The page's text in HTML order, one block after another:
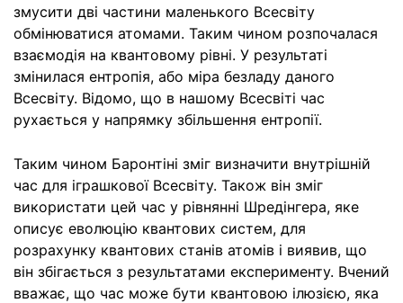
змусити дві частини маленького Всесвіту
обмінюватися атомами. Таким чином розпочалася
взаємодія на квантовому рівні. У результаті
змінилася ентропія, або міра безладу даного
Всесвіту. Відомо, що в нашому Всесвіті час
рухається у напрямку збільшення ентропії.
Таким чином Баронтіні зміг визначити внутрішній
час для іграшкової Всесвіту. Також він зміг
використати цей час у рівнянні Шредінгера, яке
описує еволюцію квантових систем, для
розрахунку квантових станів атомів і виявив, що
він збігається з результатами експерименту. Вчений
вважає, що час може бути квантовою ілюзією, яка